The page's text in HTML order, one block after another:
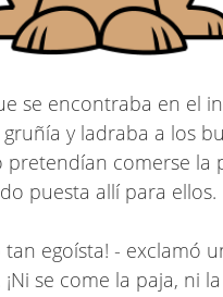
se encontraba en el
y ladraba a los
pretendían comerse la
puesta allí para ellos.
tan egoísta! - exclamó
se come la paja, ni